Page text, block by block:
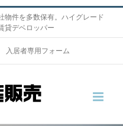
物件を多数保有。ハイグレード
貸デベロッパー
入居者専用フォーム